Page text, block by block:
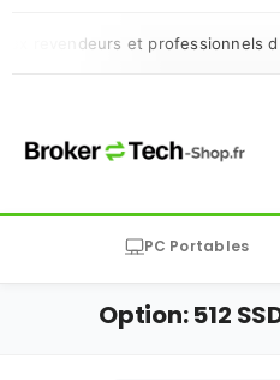
revendeurs et professionnels
PC Portables
Option: 512